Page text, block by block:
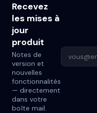
Recevez
les mises à
jour
produit
Notes de
version et
nouvelles
fonctionnalités
— directement
dans votre
boîte mail.